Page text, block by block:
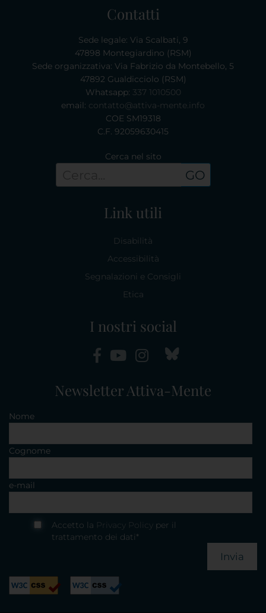
Contatti
Sede legale: Via Scalbati, 9
47898 Montegiardino (RSM)
Sede organizzativa: Via Fabrizio da Montebello, 5
47892 Gualdicciolo (RSM)
Whatsapp: 337 1010500
email: contatto@attiva-mente.info
COE SM19318
C.F. 92059630415
Cerca nel sito
GO
Link utili
Disabilità
Accessibilità
Segnalazioni e Consigli
Etica
I nostri social
Newsletter Attiva-Mente
Nome
Cognome
e-mail
Accetto la Privacy Policy per il
trattamento dei dati*
Invia